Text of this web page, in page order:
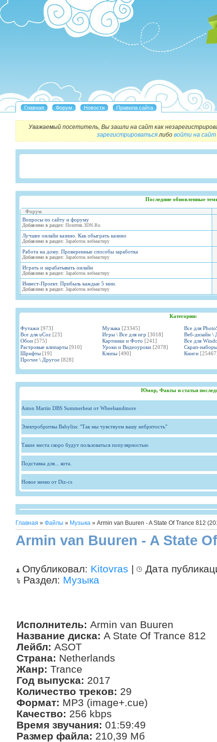
Уважаемый посетитель, Вы зашли на сайт как
зарегистрироватьсялибо войти на сайт
Последние обновленные
Форум
Вопросы по сайту и форуму
Добавлено в раздел: Позитив.3DN.Ru
Лучшее онлайн казино. Как обыграть казино
Добавлено в раздел: Заработок вебмастеру
Работа на дому. Проверенные способы заработка
Добавлено в раздел: Заработок вебмастеру
Играть и зарабатывать онлайн
Добавлено в раздел: Заработок вебмастеру
Инвест-Проект. Прибыль каждые 5 мин.
Добавлено в раздел: Заработок вебмастеру
Категории:
Футажи [973] Музыка [23345]
Все для
Все для uCoz [23] Игры \ Все для игр [3018]
Веб-дизайн \
Обои [575] Картинки и Фото [241]
Все для
Растровые клипарты [910] Уроки и Видеоуроки [2078]
Скрап-наборы
Шрифты [19] Клипы [490] Книги
Прочее \ Другое [828]
Юмор, Факты и статьи
Aston Martin DBS Summerheat от Wheelsandmore
Электробритвы Babyliss: "Так мы чувствуем вашу небритость"
Такие места скоро будут пользоваться популярностью
Подставка для... кота.
Новое меню от Diz-cs
Главная » Файлы » Музыка » Armin van Buuren - A State Of Trance 812
Armin van Buuren - A State
Опубликовал: Kitovras |
Дата
Раздел: Музыка
Исполнитель: Armin van Buuren
Название диска: A State Of Trance 812
Лейбл: ASOT
Страна: Netherlands
Жанр: Trance
Год выпуска: 2017
Количество треков: 29
Формат: MP3 (image+.cue)
Качество: 256 kbps
Время звучания: 01:59:49
Размер файла: 210,39 Мб